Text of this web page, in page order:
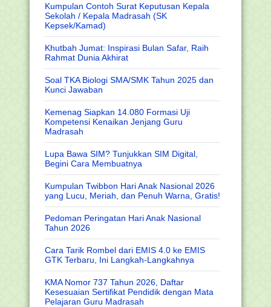
Kumpulan Contoh Surat Keputusan Kepala
Sekolah / Kepala Madrasah (SK
Kepsek/Kamad)
Khutbah Jumat: Inspirasi Bulan Safar, Raih
Rahmat Dunia Akhirat
Soal TKA Biologi SMA/SMK Tahun 2025 dan
Kunci Jawaban
Kemenag Siapkan 14.080 Formasi Uji
Kompetensi Kenaikan Jenjang Guru
Madrasah
Lupa Bawa SIM? Tunjukkan SIM Digital,
Begini Cara Membuatnya
Kumpulan Twibbon Hari Anak Nasional 2026
yang Lucu, Meriah, dan Penuh Warna, Gratis!
Pedoman Peringatan Hari Anak Nasional
Tahun 2026
Cara Tarik Rombel dari EMIS 4.0 ke EMIS
GTK Terbaru, Ini Langkah-Langkahnya
KMA Nomor 737 Tahun 2026, Daftar
Kesesuaian Sertifikat Pendidik dengan Mata
Pelajaran Guru Madrasah